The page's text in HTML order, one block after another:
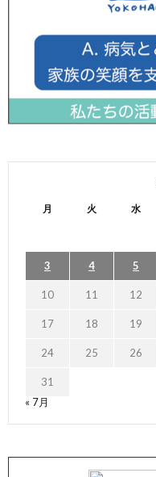
月 火 水
3 4 5
10 11 12
17 18 19
24 25 26
31
« 7月